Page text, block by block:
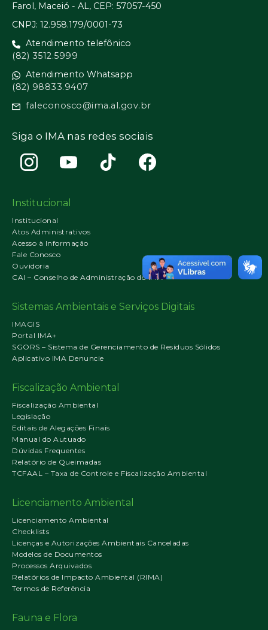
Farol, Maceió - AL, CEP: 57057-450
CNPJ: 12.958.179/0001-73
Atendimento telefônico
(82) 3512.5999
Atendimento Whatsapp
(82) 98833.9407
faleconosco@ima.al.gov.br
Siga o IMA nas redes sociais
Institucional
Institucional
Atos Administrativos
Acesso à Informação
Fale Conosco
Ouvidoria
CAI – Conselho de Administração do IMA
Sistemas Ambientais e Serviços Digitais
IMAGIS
Portal IMA+
SGORS – Sistema de Gerenciamento de Resíduos Sólidos
Aplicativo IMA Denuncie
Fiscalização Ambiental
Fiscalização Ambiental
Legislação
Editais de Alegações Finais
Manual do Autuado
Dúvidas Frequentes
Relatório de Queimadas
TCFAAL – Taxa de Controle e Fiscalização Ambiental
Licenciamento Ambiental
Licenciamento Ambiental
Checklists
Licenças e Autorizações Ambientais Canceladas
Modelos de Documentos
Processos Arquivados
Relatórios de Impacto Ambiental (RIMA)
Termos de Referência
Fauna e Flora